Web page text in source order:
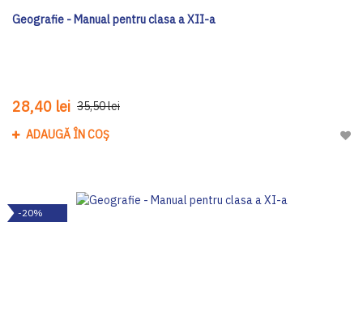
Geografie - Manual pentru clasa a XII-a
28,40 lei 35,50 lei
ADAUGĂ ÎN COȘ
-20%